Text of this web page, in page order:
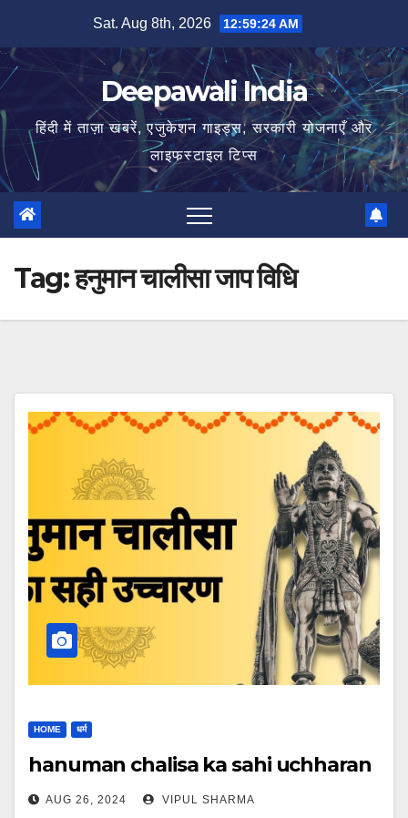
content
Sat. Aug 8th, 2026 12:59:24 AM
Deepawali India
हिंदी में ताज़ा खबरें, एजुकेशन गाइड्स, सरकारी योजनाएँ और
लाइफस्टाइल टिप्स
Tag:हनुमान चालीसा जाप विधि
HOME धर्म
hanuman chalisa ka sahi uchharan
AUG 26, 2024 VIPUL SHARMA